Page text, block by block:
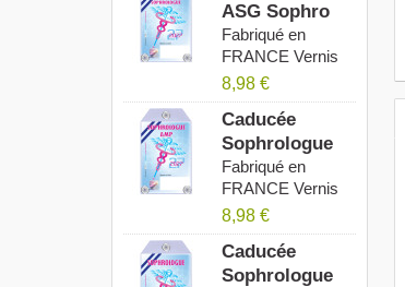
ASG Sophro
2027
Fabriqué en
FRANCE Vernis
Anti UV...
8,98 €
Caducée
Sophrologue
AMP 2027
Fabriqué en
FRANCE Vernis
Anti UV...
8,98 €
Caducée
Sophrologue